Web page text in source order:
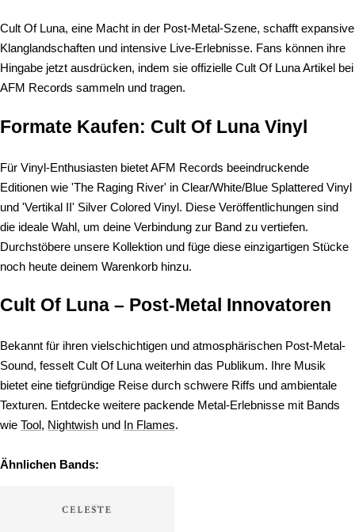
Cult Of Luna, eine Macht in der Post-Metal-Szene, schafft expansive
Klanglandschaften und intensive Live-Erlebnisse. Fans können ihre
Hingabe jetzt ausdrücken, indem sie offizielle Cult Of Luna Artikel bei
AFM Records sammeln und tragen.
Formate Kaufen: Cult Of Luna Vinyl
Für Vinyl-Enthusiasten bietet AFM Records beeindruckende
Editionen wie 'The Raging River' in Clear/White/Blue Splattered Vinyl
und 'Vertikal II' Silver Colored Vinyl. Diese Veröffentlichungen sind
die ideale Wahl, um deine Verbindung zur Band zu vertiefen.
Durchstöbere unsere Kollektion und füge diese einzigartigen Stücke
noch heute deinem Warenkorb hinzu.
Cult Of Luna – Post-Metal Innovatoren
Bekannt für ihren vielschichtigen und atmosphärischen Post-Metal-
Sound, fesselt Cult Of Luna weiterhin das Publikum. Ihre Musik
bietet eine tiefgründige Reise durch schwere Riffs und ambientale
Texturen. Entdecke weitere packende Metal-Erlebnisse mit Bands
wie Tool, Nightwish und In Flames.
Ähnlichen Bands: